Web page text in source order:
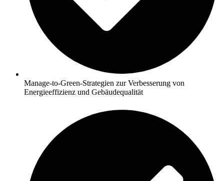
Manage-to-Green-Strategien zur Verbesserung von
Energieeffizienz und Gebäudequalität